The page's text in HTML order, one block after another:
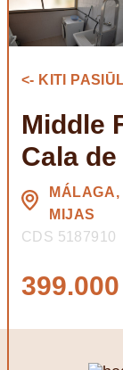
<- KITI
Middle
Cala
MIJAS
CDS 5187910